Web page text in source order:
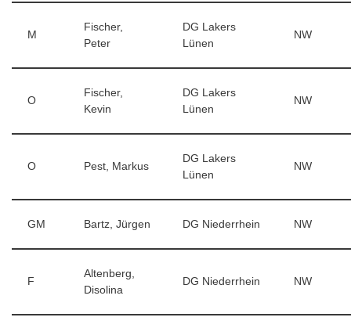
M
Fischer,
Peter
DG Lakers
Lünen
NW
O
Fischer,
Kevin
DG Lakers
Lünen
NW
O Pest, Markus
DG Lakers
Lünen
NW
GM Bartz, Jürgen DG Niederrhein NW
F
Altenberg,
Disolina
DG Niederrhein NW